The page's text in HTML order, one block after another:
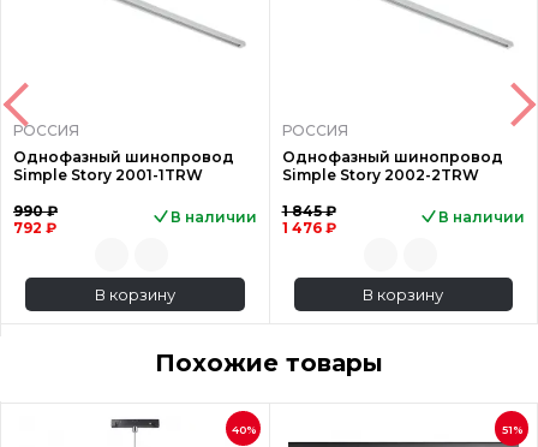
РОССИЯ
Однофазный шинопровод
Simple Story 2001-1TRW
990 ₽
792 ₽
В наличии
В корзину
РОССИЯ
Однофазный шинопровод
Simple Story 2002-2TRW
1 845 ₽
1 476 ₽
В наличии
В корзину
Похожие товары
40% 51%